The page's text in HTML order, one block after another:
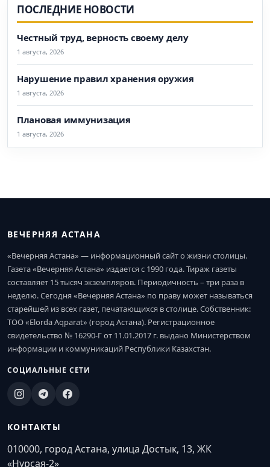
ПОСЛЕДНИЕ НОВОСТИ
Честный труд, верность своему делу
1 августа, 2026
Нарушение правил хранения оружия
1 августа, 2026
Плановая иммунизация
1 августа, 2026
ВЕЧЕРНЯЯ АСТАНА
«Вечерняя Астана» — информационный сайт о жизни столицы.
Газета «Вечерняя Астана» издается с 1990 года. Тираж газеты
составляет 15 тысяч экземпляров. Периодичность – три раза в
неделю. Сегодня «Вечерняя Астана» по праву может называться
старейшей из всех газет, печатающихся в столице. Собственник:
ТОО «Elorda Aqparat» (город Астана). Регистрационное
свидетельство № 16290-Г от 11.01.2017 г. выдано Министерством
информации и коммуникаций Республики Казахстан.
СОЦИАЛЬНЫЕ СЕТИ
КОНТАКТЫ
010000, город Астана, улица Достык, 13, ЖК
«Нурсая-2»